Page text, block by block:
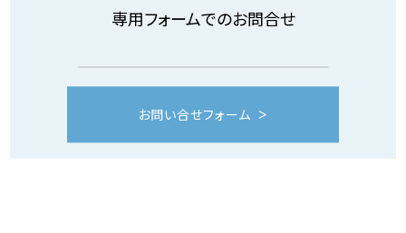
専用フォームでのお問合せ
お問い合せフォーム